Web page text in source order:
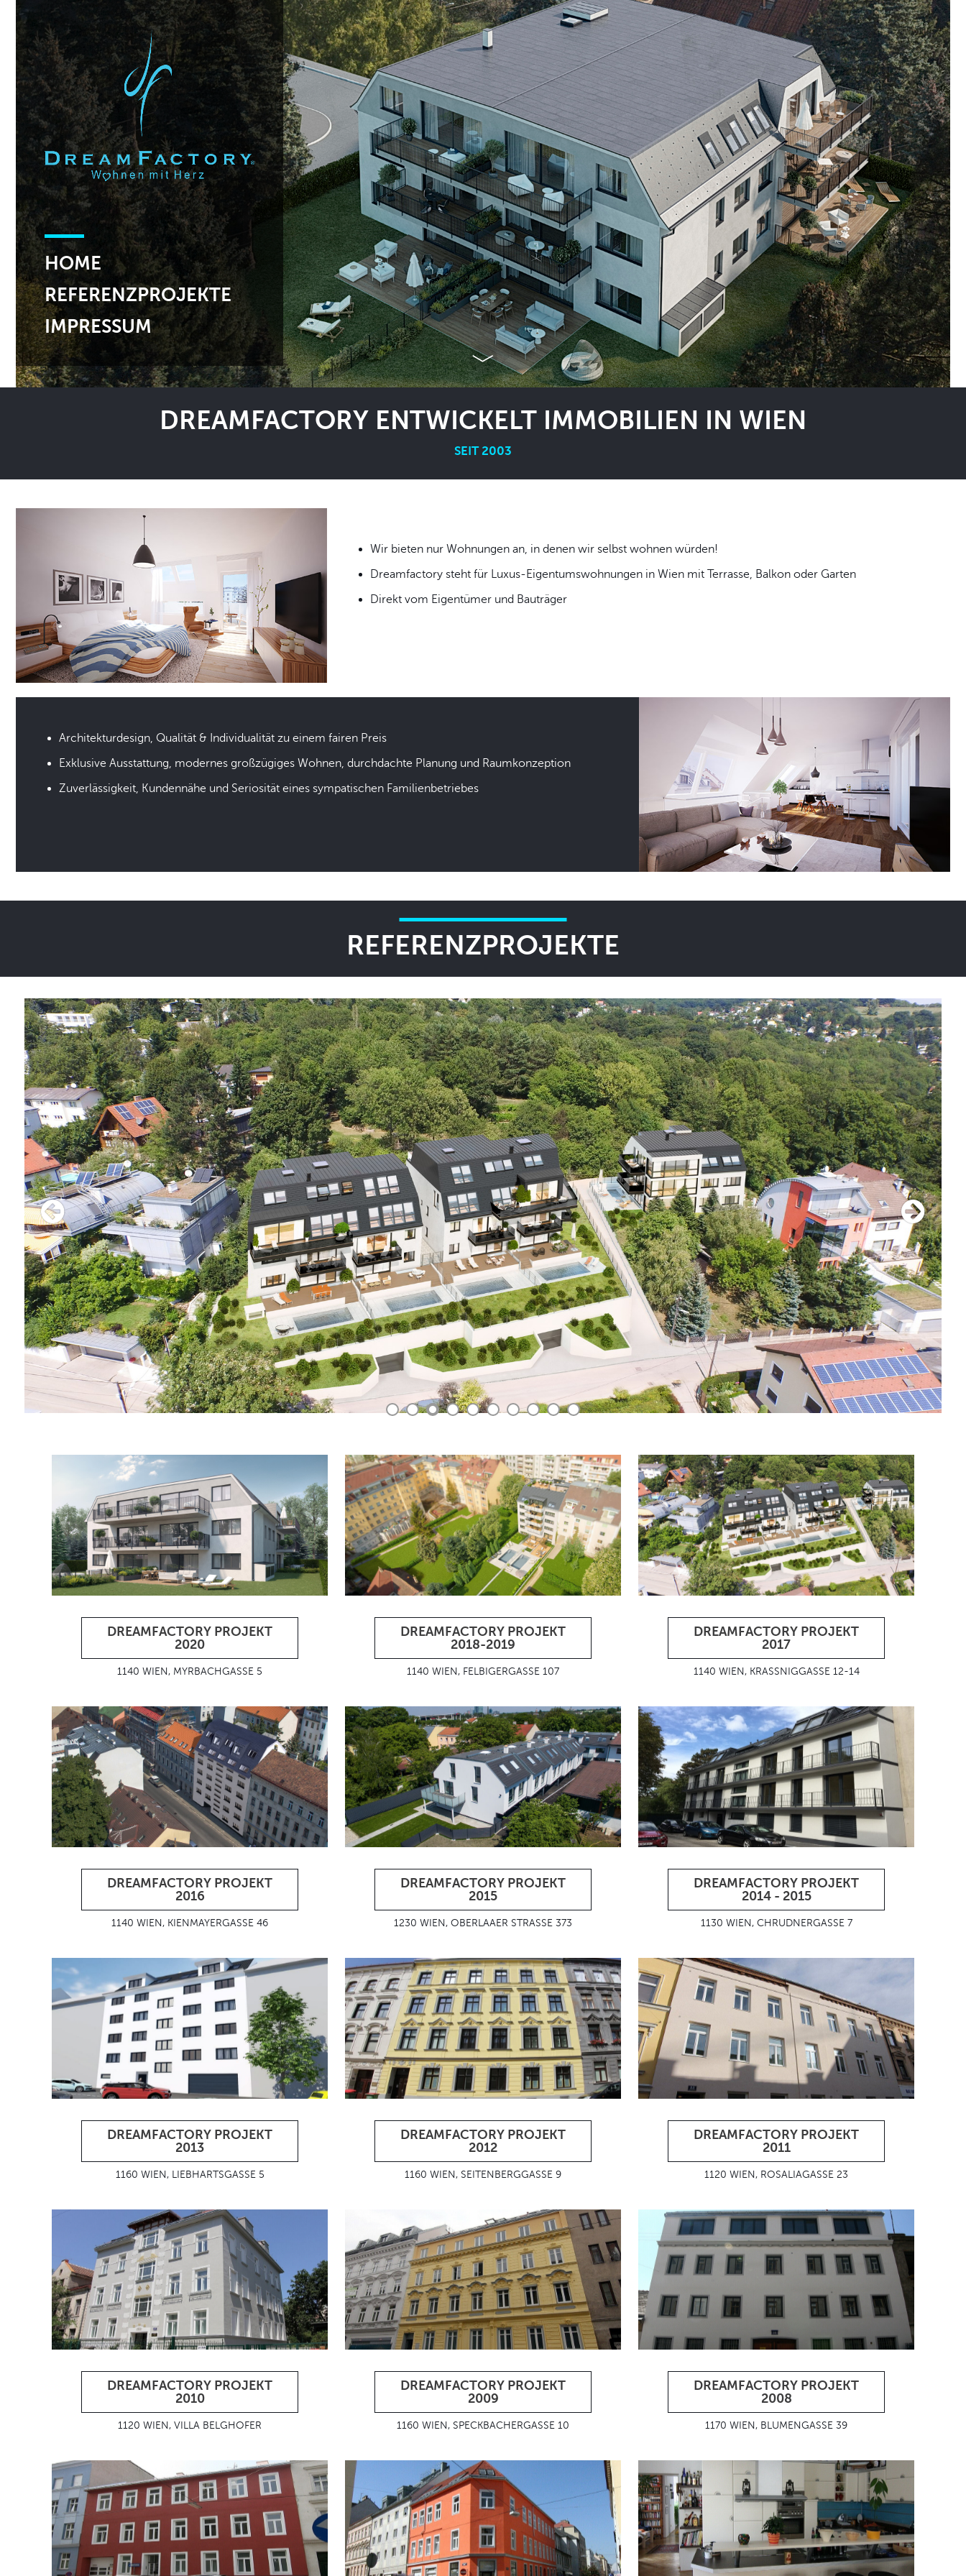
HOME
REFERENZPROJEKTE
IMPRESSUM
DREAMFACTORY ENTWICKELT IMMOBILIEN IN WIEN
SEIT 2003
Wir bieten nur Wohnungen an, in denen wir selbst wohnen würden!
Dreamfactory steht für Luxus-Eigentumswohnungen in Wien mit Terrasse, Balkon oder Garten
Direkt vom Eigentümer und Bauträger
Architekturdesign, Qualität & Individualität zu einem fairen Preis
Exklusive Ausstattung, modernes großzügiges Wohnen, durchdachte Planung und Raumkonzeption
Zuverlässigkeit, Kundennähe und Seriosität eines sympatischen Familienbetriebes
REFERENZPROJEKTE
DREAMFACTORY PROJEKT
2020
1140 WIEN, MYRBACHGASSE 5
DREAMFACTORY PROJEKT
2018-2019
1140 WIEN, FELBIGERGASSE 107
DREAMFACTORY PROJEKT
2017
1140 WIEN, KRASSNIGGASSE 12-14
DREAMFACTORY PROJEKT
2016
1140 WIEN, KIENMAYERGASSE 46
DREAMFACTORY PROJEKT
2015
1230 WIEN, OBERLAAER STRASSE 373
DREAMFACTORY PROJEKT
2014 - 2015
1130 WIEN, CHRUDNERGASSE 7
DREAMFACTORY PROJEKT
2013
1160 WIEN, LIEBHARTSGASSE 5
DREAMFACTORY PROJEKT
2012
1160 WIEN, SEITENBERGGASSE 9
DREAMFACTORY PROJEKT
2011
1120 WIEN, ROSALIAGASSE 23
DREAMFACTORY PROJEKT
2010
1120 WIEN, VILLA BELGHOFER
DREAMFACTORY PROJEKT
2009
1160 WIEN, SPECKBACHERGASSE 10
DREAMFACTORY PROJEKT
2008
1170 WIEN, BLUMENGASSE 39